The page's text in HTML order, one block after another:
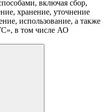
включая сбор,
хранение, уточнение
использование, а также
в том числе АО